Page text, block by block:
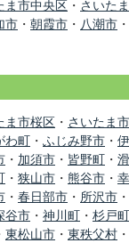
ま市中央区 ・ さいた
市 ・ 朝霞市 ・ 八潮市 ・
ま市桜区 ・ さいたま
わ町 ・ ふじみ野市 ・
・ 加須市 ・ 皆野町 ・
・ 狭山市 ・ 熊谷市 ・
・ 春日部市 ・ 所沢市 ・
谷市 ・ 神川町 ・ 杉戸町
東松山市 ・ 東秩父村 ・